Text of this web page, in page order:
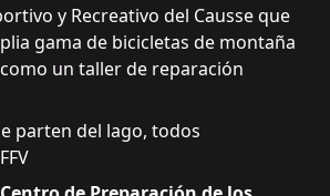
y Recreativo del Causse que
gama de bicicletas de montaña
un taller de reparación
parten del lago, todos